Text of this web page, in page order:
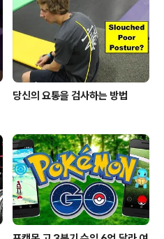
당신의 요통을 검사하는 방법